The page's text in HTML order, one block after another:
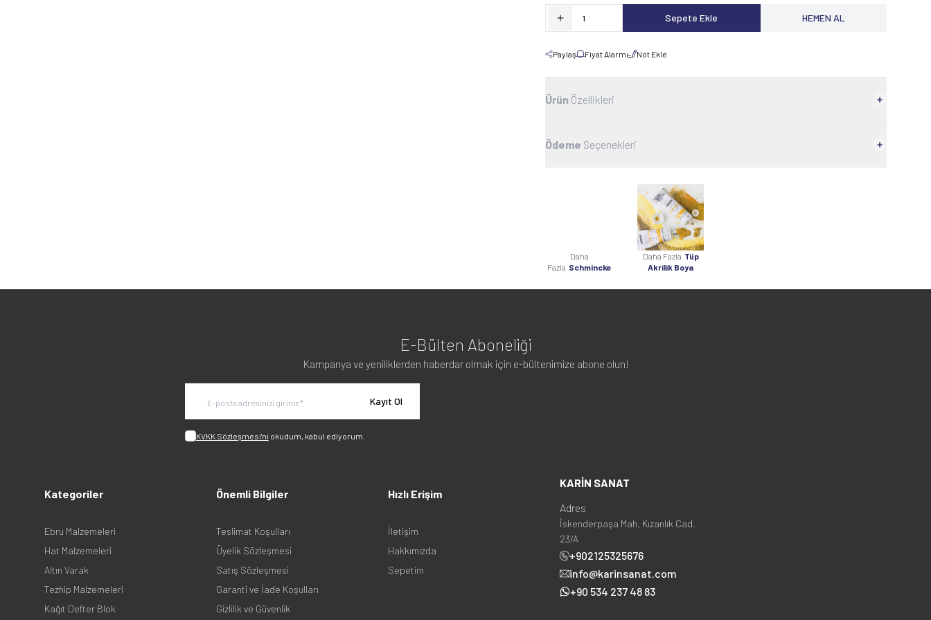
Sepete Ekle HEMEN AL
Paylaş Fiyat Alarmı Not Ekle
Ürün Özellikleri
Ödeme Seçenekleri
Daha
Fazla Schmincke
Daha Fazla Tüp
Akrilik Boya
E-Bülten Aboneliği
Kampanya ve yeniliklerden haberdar olmak için e-bültenimize abone olun!
Kayıt Ol
KVKK Sözleşmesi'ni okudum, kabul ediyorum.
Kategoriler
Ebru Malzemeleri
Hat Malzemeleri
Altın Varak
Tezhip Malzemeleri
Kağıt Defter Blok
Önemli Bilgiler
Teslimat Koşulları
Üyelik Sözleşmesi
Satış Sözleşmesi
Garanti ve İade Koşulları
Gizlilik ve Güvenlik
Hızlı Erişim
İletişim
Hakkımızda
Sepetim
KARİN SANAT
Adres
İskenderpaşa Mah. Kızanlık Cad.
23/A
+902125325676
info@karinsanat.com
+90 534 237 48 83